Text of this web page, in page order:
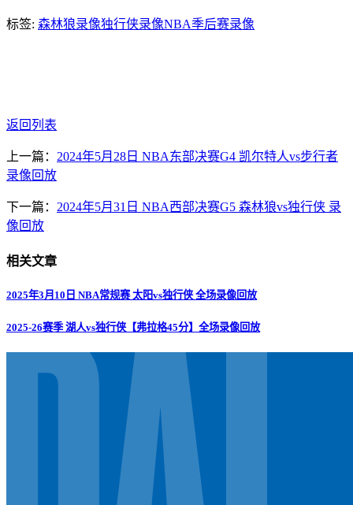
标签: 森林狼录像独行侠录像NBA季后赛录像
返回列表
上一篇： 2024年5月28日 NBA东部决赛G4 凯尔特人vs步行者
录像回放
下一篇： 2024年5月31日 NBA西部决赛G5 森林狼vs独行侠 录
像回放
相关文章
2025年3月10日 NBA常规赛 太阳vs独行侠 全场录像回放
2025-26赛季 湖人vs独行侠【弗拉格45分】全场录像回放